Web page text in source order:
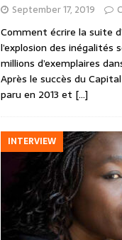
September 17, 2019
Comment écrire la suite
l’explosion des inégalités
millions d’exemplaires
Après le succès du
paru en 2013 et […]
INTERVIEW